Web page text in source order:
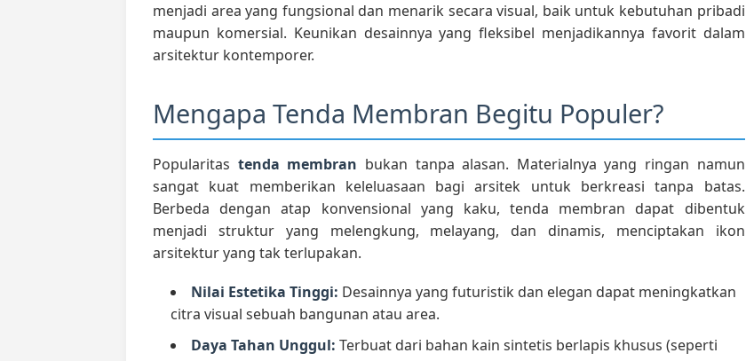
menjadi area yang fungsional dan menarik secara visual, baik untuk kebutuhan pribadi
maupun komersial. Keunikan desainnya yang fleksibel menjadikannya favorit dalam
arsitektur kontemporer.
Mengapa Tenda Membran Begitu Populer?
Popularitas tenda membran bukan tanpa alasan. Materialnya yang ringan namun
sangat kuat memberikan keleluasaan bagi arsitek untuk berkreasi tanpa batas.
Berbeda dengan atap konvensional yang kaku, tenda membran dapat dibentuk
menjadi struktur yang melengkung, melayang, dan dinamis, menciptakan ikon
arsitektur yang tak terlupakan.
Nilai Estetika Tinggi: Desainnya yang futuristik dan elegan dapat meningkatkan
citra visual sebuah bangunan atau area.
Daya Tahan Unggul: Terbuat dari bahan kain sintetis berlapis khusus (seperti